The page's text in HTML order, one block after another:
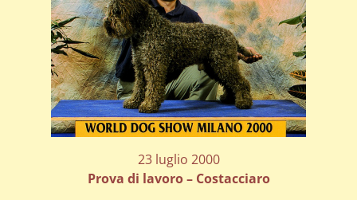
23 luglio 2000
Prova di lavoro – Costacciaro